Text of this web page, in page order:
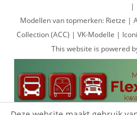
|
Modellen van topmerken: Rietze |
Collection (ACC) | VK-Modelle |
This website is powered